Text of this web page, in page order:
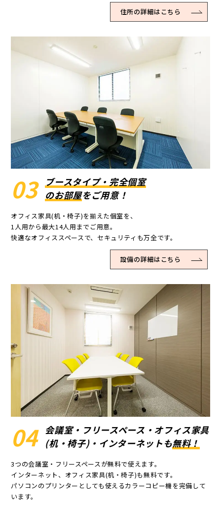
住所の詳細はこちら
03
ブースタイプ・完全個室
のお部屋をご用意！
オフィス家具(机・椅子)を揃えた個室を、
1人用から最大14人用までご用意。
快適なオフィススペースで、セキュリティも万全です。
設備の詳細はこちら
04 会議室・フリースペース・ オフィス家具
(机・椅子)・インターネットも無料！
3つの会議室・フリースペースが無料で使えます。
インターネット、オフィス家具(机・椅子)も無料です。
パソコンのプリンターとしても使えるカラーコピー機を完備して
います。